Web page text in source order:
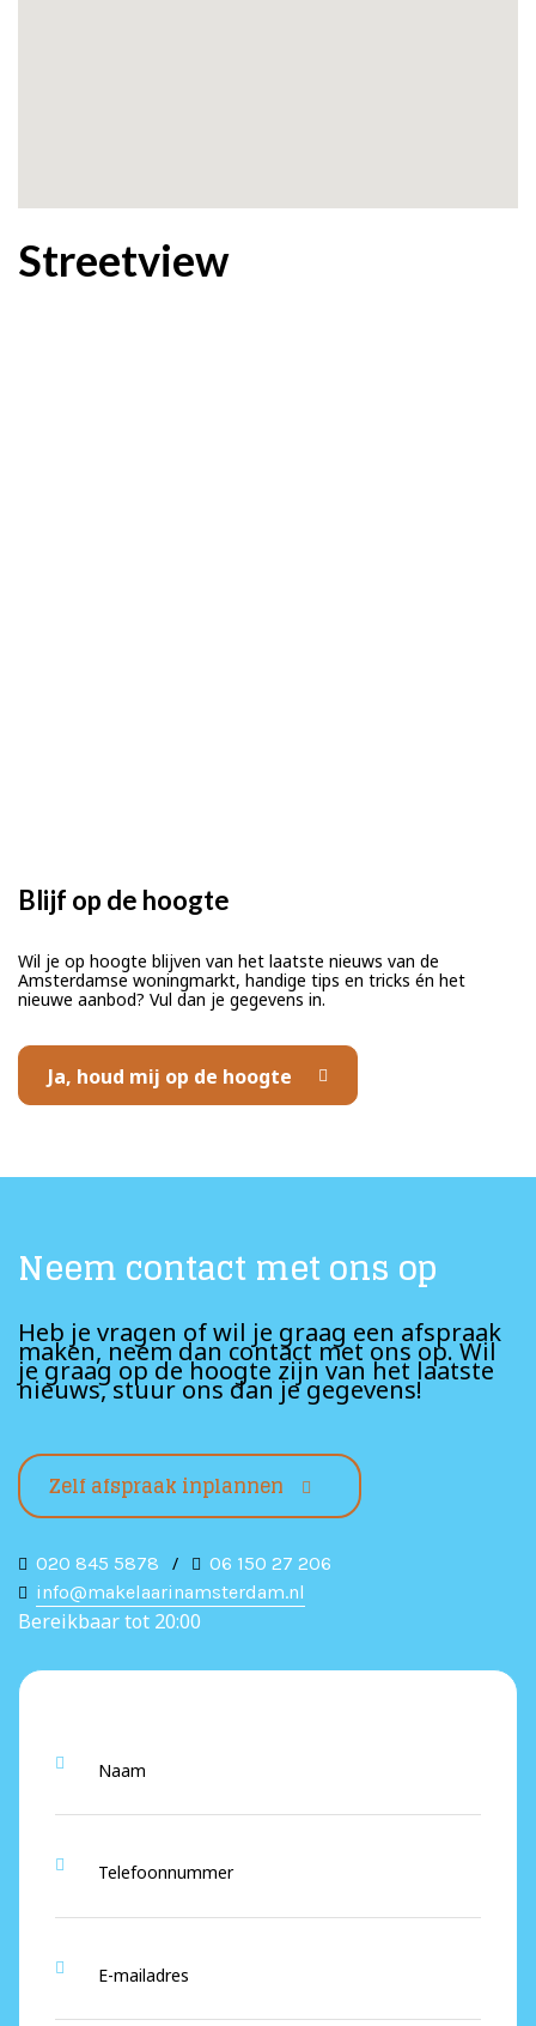
Streetview
Blijf op de hoogte
Wil je op hoogte blijven van het laatste nieuws van de
Amsterdamse woningmarkt, handige tips en tricks én het
nieuwe aanbod? Vul dan je gegevens in.
Ja, houd mij op de hoogte
Neem contact met ons op
Heb je vragen of wil je graag een afspraak
maken, neem dan contact met ons op. Wil
je graag op de hoogte zijn van het laatste
nieuws, stuur ons dan je gegevens!
Zelf afspraak inplannen
020 845 5878 /
06 150 27 206
info@makelaarinamsterdam.nl
Bereikbaar tot 20:00